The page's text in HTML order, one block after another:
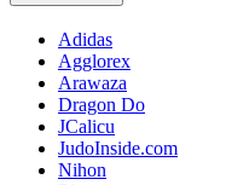
Adidas
Agglorex
Arawaza
Dragon Do
JCalicu
JudoInside.com
Nihon